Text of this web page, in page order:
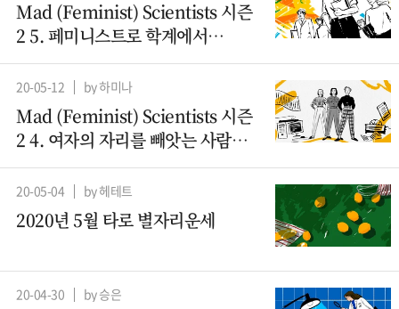
Mad (Feminist) Scientists 시즌
2 5. 페미니스트로 학계에서
살아남기
20-05-12 by 하미나
Mad (Feminist) Scientists 시즌
2 4. 여자의 자리를 빼앗는 사람들
– 컴퓨터과학 (2)
20-05-04 by 헤테트
2020년 5월 타로 별자리운세
20-04-30 by 승은